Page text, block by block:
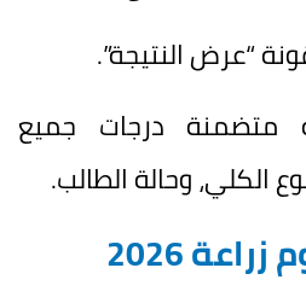
“عرض النتيجة”.
متضمنة درجات جميع
الكلي، وحالة الطالب.
2026